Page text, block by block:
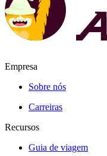
Empresa
Sobre nós
Carreiras
Recursos
Guia de viagem